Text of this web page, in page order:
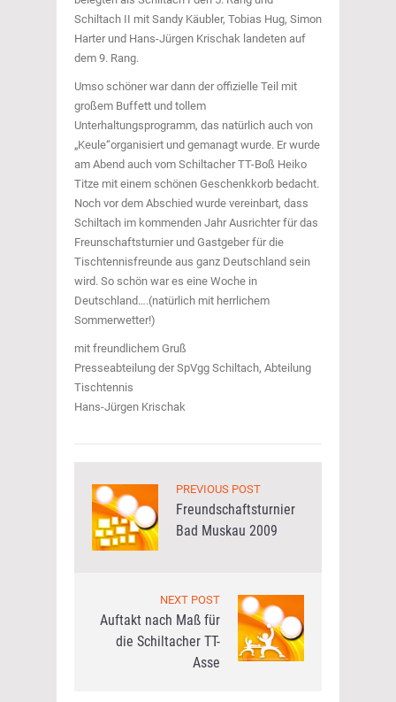
Schiltach II mit Sandy Käubler, Tobias Hug, Simon
Harter und Hans-Jürgen Krischak landeten auf
dem 9. Rang.
Umso schöner war dann der offizielle Teil mit
großem Buffett und tollem
Unterhaltungsprogramm, das natürlich auch von
„Keule“organisiert und gemanagt wurde. Er wurde
am Abend auch vom Schiltacher TT-Boß Heiko
Titze mit einem schönen Geschenkkorb bedacht.
Noch vor dem Abschied wurde vereinbart, dass
Schiltach im kommenden Jahr Ausrichter für das
Freunschaftsturnier und Gastgeber für die
Tischtennisfreunde aus ganz Deutschland sein
wird. So schön war es eine Woche in
Deutschland….(natürlich mit herrlichem
Sommerwetter!)
mit freundlichem Gruß
Presseabteilung der SpVgg Schiltach, Abteilung
Tischtennis
Hans-Jürgen Krischak
PREVIOUS POST
Freundschaftsturnier
Bad Muskau 2009
NEXT POST
Auftakt nach Maß für
die Schiltacher TT-
Asse